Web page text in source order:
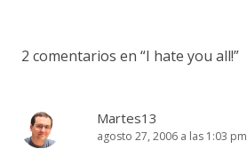
2 comentarios en “I hate you all!”
Martes13
agosto 27, 2006 a las 1:03 pm